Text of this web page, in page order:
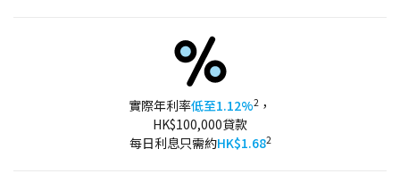
實際年利率低至1.12%2 ，
HK$100,000貸款
每日利息只需約HK$1.682